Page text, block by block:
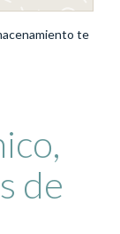
te
de